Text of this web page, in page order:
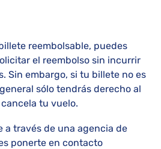
reembolsable, puedes
el reembolso sin incurrir
Sin embargo, si tu billete no es
sólo tendrás derecho al
tu vuelo.
a través de una agencia de
ponerte en contacto